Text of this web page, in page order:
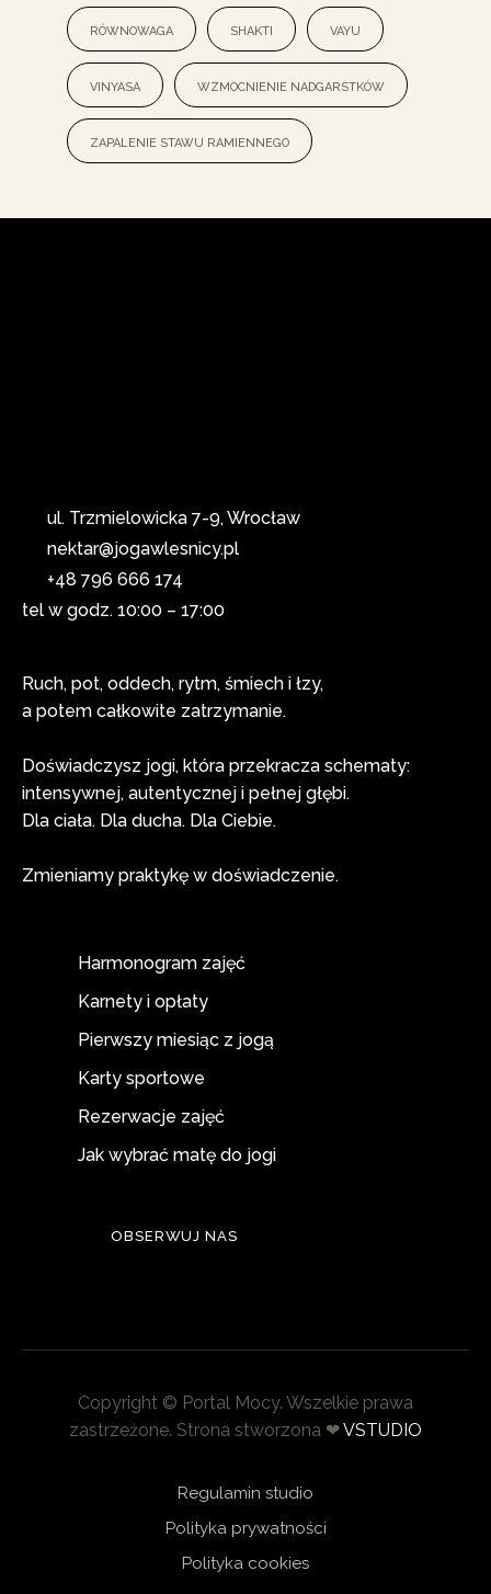
równowaga shakti vayu
vinyasa wzmocnienie nadgarstków
zapalenie stawu ramiennego
ul. Trzmielowicka 7-9, Wrocław
nektar@jogawlesnicy.pl
+48 796 666 174
tel w godz. 10:00 – 17:00​
Ruch, pot, oddech, rytm, śmiech i łzy,
a potem całkowite zatrzymanie.
Doświadczysz jogi, która przekracza schematy:
intensywnej, autentycznej i pełnej głębi.
Dla ciała. Dla ducha. Dla Ciebie.
Zmieniamy praktykę w doświadczenie.
Harmonogram zajęć
Karnety i opłaty
Pierwszy miesiąc z jogą
Karty sportowe
Rezerwacje zajęć
Jak wybrać matę do jogi
OBSERWUJ NAS
Copyright © Portal Mocy. Wszelkie prawa
zastrzeżone. Strona stworzona ❤︎VSTUDIO
Regulamin studio
Polityka prywatności
Polityka cookies